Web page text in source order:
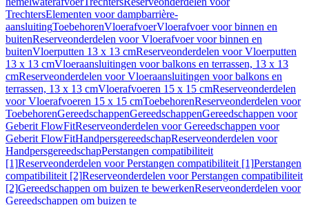
TrechtersElementen voor dampbarrière-
aansluitingToebehorenVloerafvoerVloerafvoer voor binnen en
buitenReserveonderdelen voor Vloerafvoer voor binnen en
buitenVloerputten 13 x 13 cmReserveonderdelen voor Vloerputten
13 x 13 cmVloeraansluitingen voor balkons en terrassen, 13 x 13
cmReserveonderdelen voor Vloeraansluitingen voor balkons en
terrassen, 13 x 13 cmVloerafvoeren 15 x 15 cmReserveonderdelen
voor Vloerafvoeren 15 x 15 cmToebehorenReserveonderdelen voor
ToebehorenGereedschappenGereedschappenGereedschappen voor
Geberit FlowFitReserveonderdelen voor Gereedschappen voor
Geberit FlowFitHandpersgereedschapReserveonderdelen voor
HandpersgereedschapPerstangen compatibiliteit
[1]Reserveonderdelen voor Perstangen compatibiliteit [1]Perstangen
compatibiliteit [2]Reserveonderdelen voor Perstangen compatibiliteit
[2]Gereedschappen om buizen te bewerkenReserveonderdelen voor
Gereedschappen om buizen te